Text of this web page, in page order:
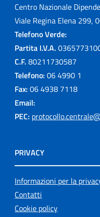
Centro Nazionale
Viale Regina Elena 299,
Telefono Verde:
Partita I.V.A.
C.F. 80211730587
Telefono: 06 4990 1
Fax: 06 4938 7118
Email:
PEC:
PRIVACY
Informazioni per la
Contatti
Cookie policy